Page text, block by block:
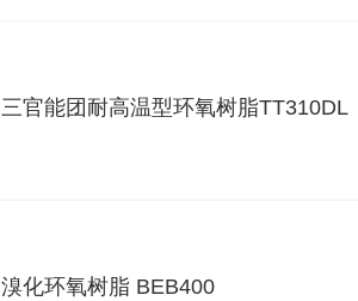
三官能团耐高温型环氧树脂TT310DL
溴化环氧树脂 BEB400